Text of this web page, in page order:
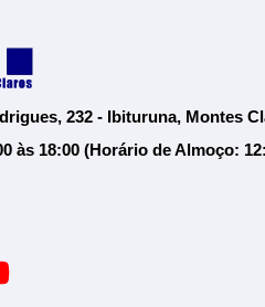
232 - Ibituruna, Montes
às 18:00 (Horário de Almoço: